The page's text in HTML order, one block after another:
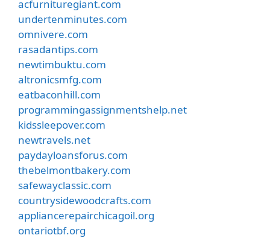
acfurnituregiant.com
undertenminutes.com
omnivere.com
rasadantips.com
newtimbuktu.com
altronicsmfg.com
eatbaconhill.com
programmingassignmentshelp.net
kidssleepover.com
newtravels.net
paydayloansforus.com
thebelmontbakery.com
safewayclassic.com
countrysidewoodcrafts.com
appliancerepairchicagoil.org
ontariotbf.org